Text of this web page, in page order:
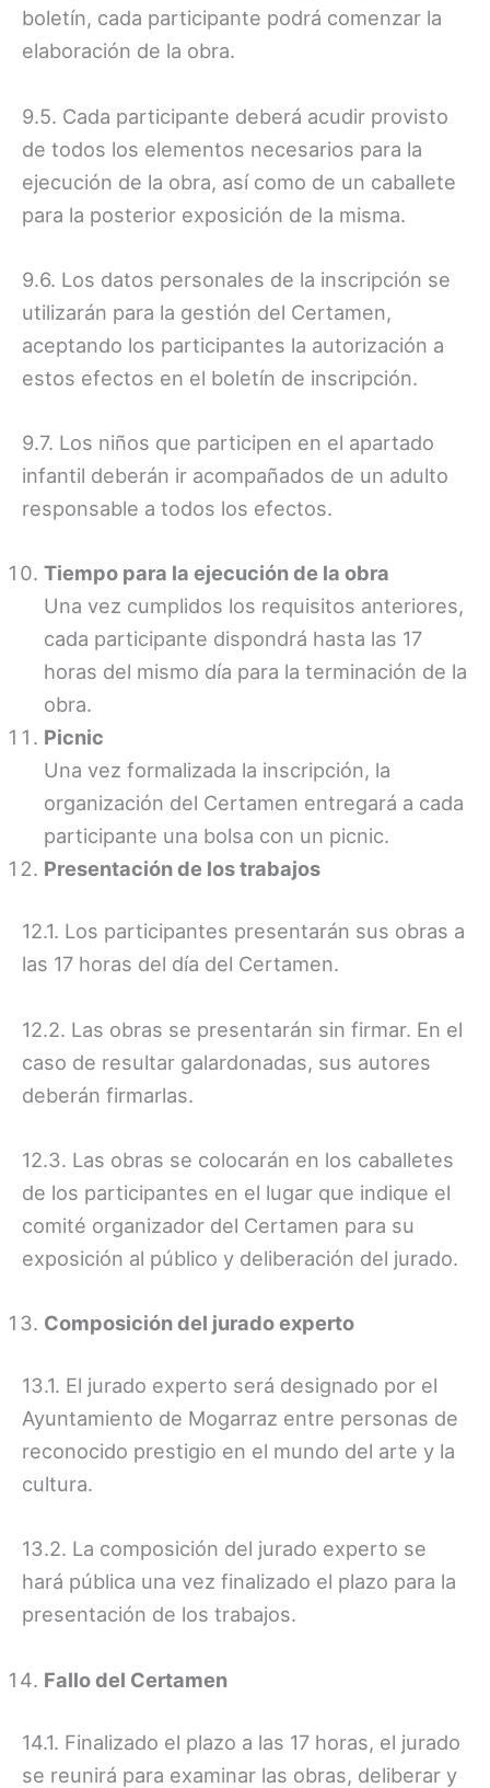
boletín, cada participante podrá comenzar la
elaboración de la obra.
9.5. Cada participante deberá acudir provisto
de todos los elementos necesarios para la
ejecución de la obra, así como de un caballete
para la posterior exposición de la misma.
9.6. Los datos personales de la inscripción se
utilizarán para la gestión del Certamen,
aceptando los participantes la autorización a
estos efectos en el boletín de inscripción.
9.7. Los niños que participen en el apartado
infantil deberán ir acompañados de un adulto
responsable a todos los efectos.
Tiempo para la ejecución de la obra
Una vez cumplidos los requisitos anteriores,
cada participante dispondrá hasta las 17
horas del mismo día para la terminación de la
obra.
Picnic
Una vez formalizada la inscripción, la
organización del Certamen entregará a cada
participante una bolsa con un picnic.
Presentación de los trabajos
12.1. Los participantes presentarán sus obras a
las 17 horas del día del Certamen.
12.2. Las obras se presentarán sin firmar. En el
caso de resultar galardonadas, sus autores
deberán firmarlas.
12.3. Las obras se colocarán en los caballetes
de los participantes en el lugar que indique el
comité organizador del Certamen para su
exposición al público y deliberación del jurado.
Composición del jurado experto
13.1. El jurado experto será designado por el
Ayuntamiento de Mogarraz entre personas de
reconocido prestigio en el mundo del arte y la
cultura.
13.2. La composición del jurado experto se
hará pública una vez finalizado el plazo para la
presentación de los trabajos.
Fallo del Certamen
14.1. Finalizado el plazo a las 17 horas, el jurado
se reunirá para examinar las obras, deliberar y